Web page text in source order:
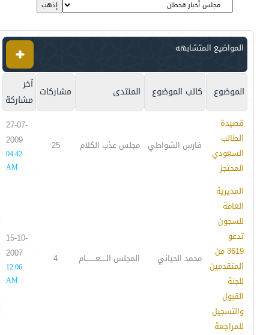
المواضيع المتشابهه
الموضوع كاتب الموضوع المنتدى مشاركات آخر
مشاركة
قصيدة
الطالب
السعودي
المحتجز
فارس الشواطي مجلس عذب الكلام 25
27-07-
2009
04:42
AM
المديرية
العامة
للسجون
تدعو
3619 من
المتقدمين
للجنة
القبول
والتسجيل
للمراجعة
محمد الحياني المجلس الـــــعــــــــام 4
15-10-
2007
12:06
AM